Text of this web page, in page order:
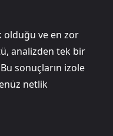
olduğu ve en zor
analizden tek bir
sonuçların izole
netlik